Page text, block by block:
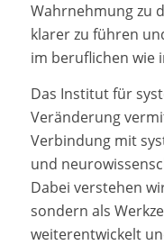
Wahrnehmung zu
klarer zu führen
im beruflichen wie
Das Institut für
Veränderung
Verbindung mit
und
Dabei verstehen
sondern als
weiterentwickelt